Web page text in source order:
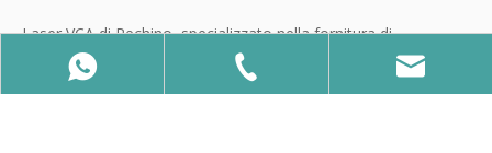
Laser VCA di Pechino, specializzato nella fornitura di
macchine dimagranti, macchine per la depilazione, Hifu,
criolipolisi, fornitore di macchine per la bellezza laser